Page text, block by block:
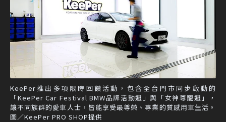
KeePer推出多項限時回饋活動，包含全台門市同步啟動的
「KeePer Car Festival BMW品牌活動週」與「女神尊寵週」，
讓不同族群的愛車人士，皆能享受最尊榮、專業的質感用車生活。
圖／KeePer PRO SHOP提供